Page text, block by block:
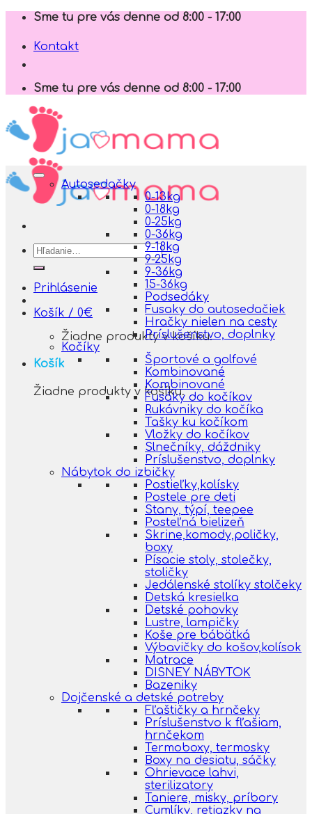
Skip
content
Sme tu pre vás denne od 8:00 - 17:00
Kontakt
Sme tu pre vás denne od 8:00 - 17:00
Hľadať:
Prihlásenie
Košík / 0€
Žiadne produkty v košíku.
Košík
Žiadne produkty v košíku.
Autosedačky
0-13kg
0-18kg
0-25kg
0-36kg
9-18kg
9-25kg
9-36kg
15-36kg
Podsedáky
Fusaky do autosedačiek
Hračky nielen na cesty
Príslušenstvo, doplnky
Kočíky
Športové a golfové
Kombinované
Kombinované
Fusáky do kočíkov
Rukávniky do kočíka
Tašky ku kočíkom
Vložky do kočíkov
Slnečníky, dáždniky
Príslušenstvo, doplnky
Nábytok do izbičky
Postieľky,kolísky
Postele pre deti
Stany, týpí, teepee
Posteľná bielizeň
Skrine,komody,poličky,
boxy
Písacie stoly, stolečky,
stoličky
Jedálenské stolíky stolčeky
Detská kresielka
Detské pohovky
Lustre, lampičky
Koše pre bábätká
Výbavičky do košov,kolísok
Matrace
DISNEY NÁBYTOK
Bazeniky
Dojčenské a detské potreby
Fľaštičky a hrnčeky
Príslušenstvo k fľašiam,
hrnčekom
Termoboxy, termosky
Boxy na desiatu, sáčky
Ohrievace lahvi,
sterilizatory
Taniere, misky, príbory
Cumlíky, retiazky na